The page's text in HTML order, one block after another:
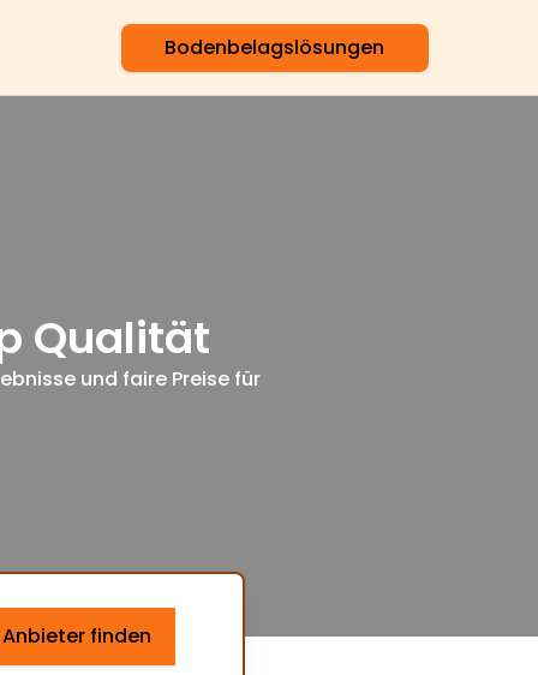
Bodenbelagslösungen
Qualität
und faire Preise für
Anbieter finden